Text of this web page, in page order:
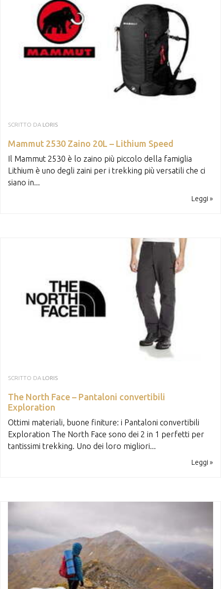
SCRITTO DA LORIS
Mammut 2530 Zaino 20L – Lithium Speed
Il Mammut 2530 è lo zaino più piccolo della famiglia
Lithium è uno degli zaini per i trekking più versatili che ci
siano in...
Leggi »
SCRITTO DA LORIS
The North Face – Pantaloni convertibili
Exploration
Ottimi materiali, buone finiture: i Pantaloni convertibili
Exploration The North Face sono dei 2 in 1 perfetti per
tantissimi trekking. Uno dei loro migliori...
Leggi »